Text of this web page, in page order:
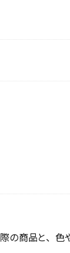
の商品と、色